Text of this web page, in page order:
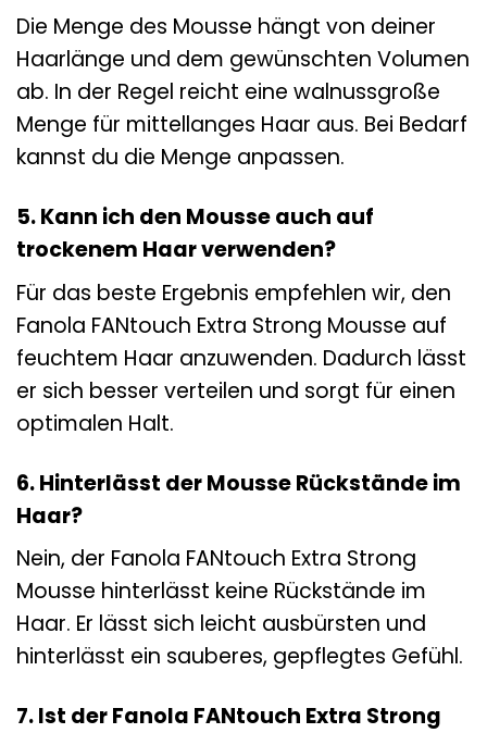
Die Menge des Mousse hängt von deiner
Haarlänge und dem gewünschten Volumen
ab. In der Regel reicht eine walnussgroße
Menge für mittellanges Haar aus. Bei Bedarf
kannst du die Menge anpassen.
5. Kann ich den Mousse auch auf
trockenem Haar verwenden?
Für das beste Ergebnis empfehlen wir, den
Fanola FANtouch Extra Strong Mousse auf
feuchtem Haar anzuwenden. Dadurch lässt
er sich besser verteilen und sorgt für einen
optimalen Halt.
6. Hinterlässt der Mousse Rückstände im
Haar?
Nein, der Fanola FANtouch Extra Strong
Mousse hinterlässt keine Rückstände im
Haar. Er lässt sich leicht ausbürsten und
hinterlässt ein sauberes, gepflegtes Gefühl.
7. Ist der Fanola FANtouch Extra Strong